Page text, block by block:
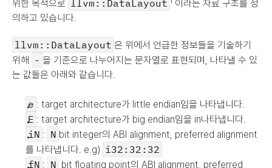
위한 목적으로 llvm::DataLayout ¹ 이라는 자료 구조를 정
의하고 있습니다.
llvm::DataLayout 은 위에서 언급한 정보들을 기술하기
위해 - 을 기준으로 나누어지는 문자열로 표현되며, 나타낼 수 있
는 값들은 아래와 같습니다.
e : target architecture가 little endian임을 나타냅니다.
E : target architecture가 big endian임을 in나타냅니다.
iN : N bit integer의 ABI alignment, preferred alignment
를 나타냅니다. e.g) i32:32:32
fN : N bit floating point의 ABI alignment, preferred